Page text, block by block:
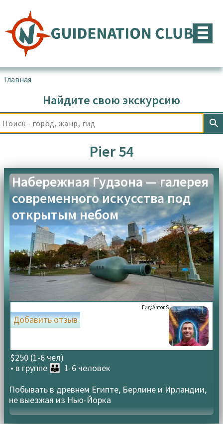
содержимому
Главная
Найдите свою экскурсию
Pier 54
Набережная Гудзона — галерея
современного искусства под
открытым небом
Гид:AntonS
$250 (1-6 чел)
• в группе 👪 1-6 человек
Добавить отзыв
Побывать в древнем Египте, Берлине и Ирландии,
не выезжая из Нью-Йорка